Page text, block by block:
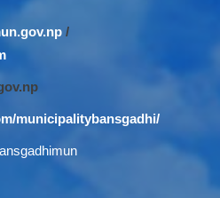
/
municipalitybansgadhi/